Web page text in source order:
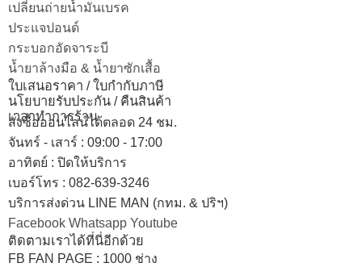
เปลี่ยนถ่ายน้ำมันเบรค
ประแจปอนด์
กระบอกอัดจาระบี
น้ำยาล้างมือ & น้ำยาซักเสื้อ
ใบเสนอราคา / ใบกำกับภาษี
นโยบายรับประกัน / คืนสินค้า
เวลาทำการร้าน
สั่งซื้อออนไลน์ได้ตลอด 24 ชม.
จันทร์ - เสาร์ : 09:00 - 17:00
อาทิตย์ : ปิดให้บริการ
เบอร์โทร : 082-639-3246
บริการส่งด่วน LINE MAN (กทม. & ปริฯ)
Facebook Whatsapp Youtube
ติดตามเราได้ที่นี่อีกด้วย
FB FAN PAGE : 1000 ช่าง